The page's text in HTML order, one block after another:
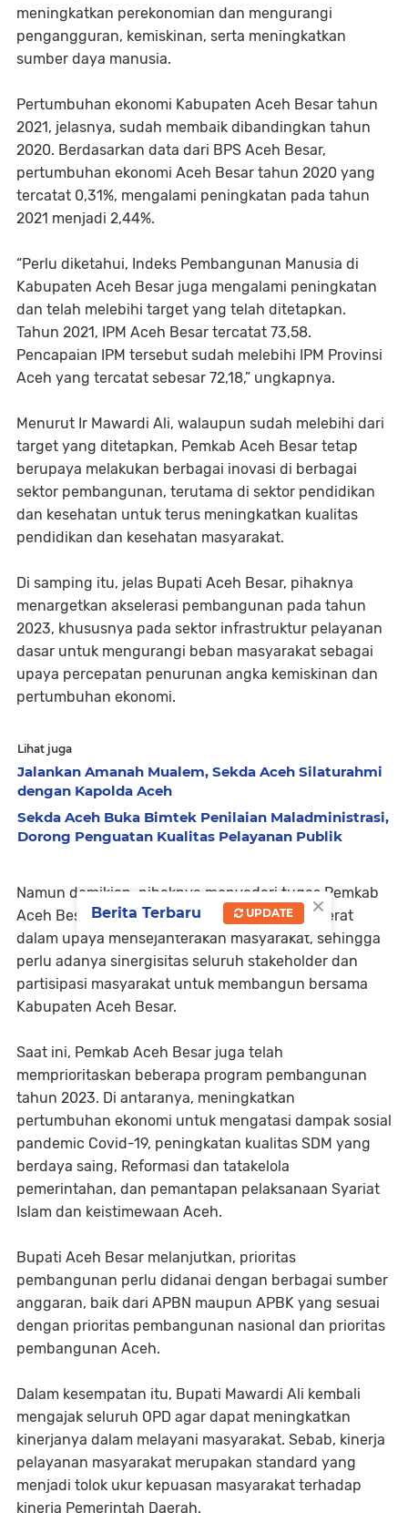
meningkatkan perekonomian dan mengurangi
pengangguran, kemiskinan, serta meningkatkan
sumber daya manusia.
Pertumbuhan ekonomi Kabupaten Aceh Besar tahun
2021, jelasnya, sudah membaik dibandingkan tahun
2020. Berdasarkan data dari BPS Aceh Besar,
pertumbuhan ekonomi Aceh Besar tahun 2020 yang
tercatat 0,31%, mengalami peningkatan pada tahun
2021 menjadi 2,44%.
“Perlu diketahui, Indeks Pembangunan Manusia di
Kabupaten Aceh Besar juga mengalami peningkatan
dan telah melebihi target yang telah ditetapkan.
Tahun 2021, IPM Aceh Besar tercatat 73,58.
Pencapaian IPM tersebut sudah melebihi IPM Provinsi
Aceh yang tercatat sebesar 72,18,” ungkapnya.
Menurut Ir Mawardi Ali, walaupun sudah melebihi dari
target yang ditetapkan, Pemkab Aceh Besar tetap
berupaya melakukan berbagai inovasi di berbagai
sektor pembangunan, terutama di sektor pendidikan
dan kesehatan untuk terus meningkatkan kualitas
pendidikan dan kesehatan masyarakat.
Di samping itu, jelas Bupati Aceh Besar, pihaknya
menargetkan akselerasi pembangunan pada tahun
2023, khususnya pada sektor infrastruktur pelayanan
dasar untuk mengurangi beban masyarakat sebagai
upaya percepatan penurunan angka kemiskinan dan
pertumbuhan ekonomi.
Lihat juga
Jalankan Amanah Mualem, Sekda Aceh Silaturahmi
dengan Kapolda Aceh
Sekda Aceh Buka Bimtek Penilaian Maladministrasi,
Dorong Penguatan Kualitas Pelayanan Publik
Namun demikian, pihaknya menyadari tugas Pemkab
Aceh Besar tahun yang akan dating sangat berat
dalam upaya mensejahterakan masyarakat, sehingga
perlu adanya sinergisitas seluruh stakeholder dan
partisipasi masyarakat untuk membangun bersama
Kabupaten Aceh Besar.
Saat ini, Pemkab Aceh Besar juga telah
memprioritaskan beberapa program pembangunan
tahun 2023. Di antaranya, meningkatkan
pertumbuhan ekonomi untuk mengatasi dampak sosial
pandemic Covid-19, peningkatan kualitas SDM yang
berdaya saing, Reformasi dan tatakelola
pemerintahan, dan pemantapan pelaksanaan Syariat
Islam dan keistimewaan Aceh.
Bupati Aceh Besar melanjutkan, prioritas
pembangunan perlu didanai dengan berbagai sumber
anggaran, baik dari APBN maupun APBK yang sesuai
dengan prioritas pembangunan nasional dan prioritas
pembangunan Aceh.
Dalam kesempatan itu, Bupati Mawardi Ali kembali
mengajak seluruh OPD agar dapat meningkatkan
kinerjanya dalam melayani masyarakat. Sebab, kinerja
pelayanan masyarakat merupakan standard yang
menjadi tolok ukur kepuasan masyarakat terhadap
kinerja Pemerintah Daerah.
×
Berita Terbaru UPDATE